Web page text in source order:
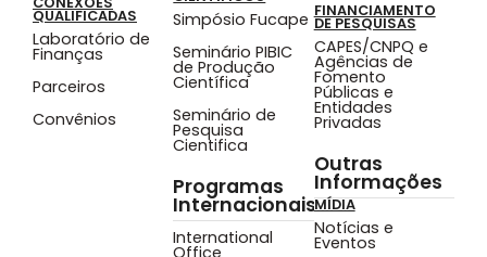
QUALIFICADAS
Laboratório de
Finanças
Parceiros
Convênios
Simpósio Fucape
Seminário PIBIC
de Produção
Científica
Seminário de
Pesquisa
Cientifica
Programas
Internacionais
International
Office
FINANCIAMENTO
DE PESQUISAS
CAPES/CNPQ e
Agências de
Fomento
Públicas e
Entidades
Privadas
Outras
Informações
MÍDIA
Notícias e
Eventos